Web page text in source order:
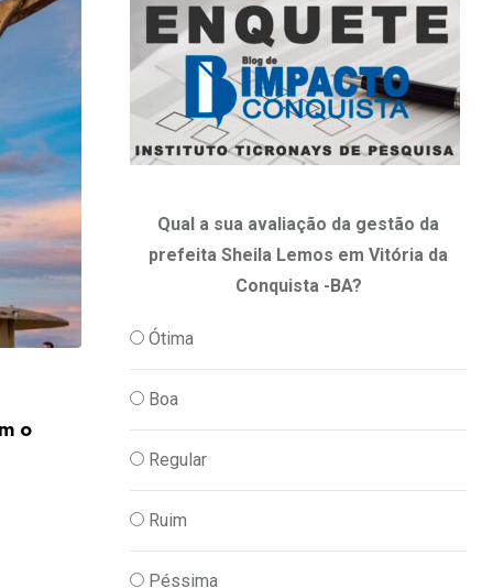
o
Horóscopo 2026: confira a previsão de
07/08/2026
Qual a sua avaliação da gestão da
prefeita Sheila Lemos em Vitória da
Conquista -BA?
Ótima
Boa
Regular
Ruim
Péssima